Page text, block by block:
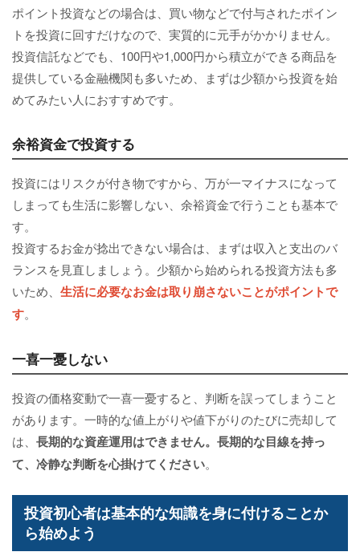
ポイント投資などの場合は、買い物などで付与されたポイン
トを投資に回すだけなので、実質的に元手がかかりません。
投資信託などでも、100円や1,000円から積立ができる商品を
提供している金融機関も多いため、まずは少額から投資を始
めてみたい人におすすめです。
余裕資金で投資する
投資にはリスクが付き物ですから、万が一マイナスになって
しまっても生活に影響しない、余裕資金で行うことも基本で
す。
投資するお金が捻出できない場合は、まずは収入と支出のバ
ランスを見直しましょう。少額から始められる投資方法も多
いため、 生活に必要なお金は取り崩さないことがポイントで
す。
一喜一憂しない
投資の価格変動で一喜一憂すると、判断を誤ってしまうこと
があります。一時的な値上がりや値下がりのたびに売却して
は、 長期的な資産運用はできません。長期的な目線を持っ
て、冷静な判断を心掛けてください。
投資初心者は基本的な知識を身に付けることか
ら始めよう